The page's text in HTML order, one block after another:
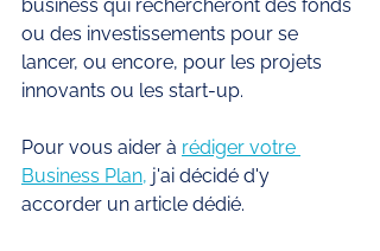
business qui rechercheront des fonds
ou des investissements pour se
lancer, ou encore, pour les projets
innovants ou les start-up.
Pour vous aider à rédiger votre
Business Plan, j'ai décidé d'y
accorder un article dédié.